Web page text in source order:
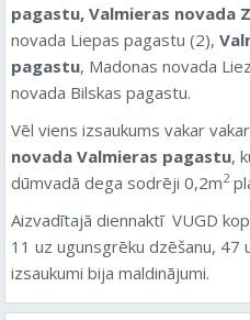
pagastu, Valmieras novada
novada Liepas pagastu (2),
pagastu, Madonas novada
novada Bilskas pagastu.
Vēl viens izsaukums vakar
novada Valmieras pagastu,
dūmvadā dega sodrēji 0,2m2
Aizvadītajā diennaktī VUGD
11 uz ugunsgrēku dzēšanu,
izsaukumi bija maldinājumi.